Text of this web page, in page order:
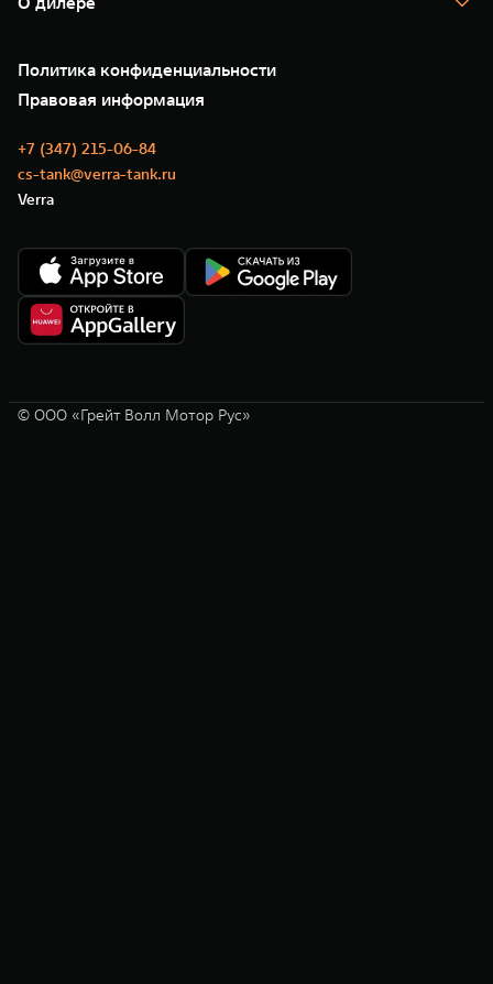
Зарядные станции
Новые цифровые сервисы TANK
Сервис
Нулевое ТО
Моторные масла
35 лет GWM
GWM ТЕХ ДЕНЬ
Новости
Политика конфиденциальности
Правовая информация
+7 (347) 215-06-84
cs-tank@verra-tank.ru
Verra
© ООО «Грейт Волл Мотор Рус»